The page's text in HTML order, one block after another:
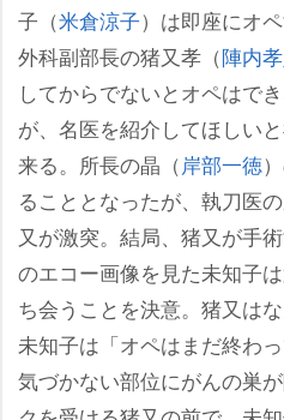
子（米倉涼子）は即座にオ
外科副部長の猪又孝（陣内
してからでないとオペはで
が、名医を紹介してほしい
来る。所長の晶（岸部一徳
ることとなったが、執刀医
又が激突。結局、猪又が手
のエコー画像を見た未知子
ち会うことを決意。猪又は
未知子は「オペはまだ終わ
気づかない部位にがんの巣